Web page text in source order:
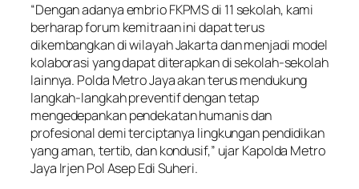
“Dengan adanya embrio FKPMS di 11 sekolah, kami
berharap forum kemitraan ini dapat terus
dikembangkan di wilayah Jakarta dan menjadi model
kolaborasi yang dapat diterapkan di sekolah-sekolah
lainnya. Polda Metro Jaya akan terus mendukung
langkah-langkah preventif dengan tetap
mengedepankan pendekatan humanis dan
profesional demi terciptanya lingkungan pendidikan
yang aman, tertib, dan kondusif,” ujar Kapolda Metro
Jaya Irjen Pol Asep Edi Suheri.